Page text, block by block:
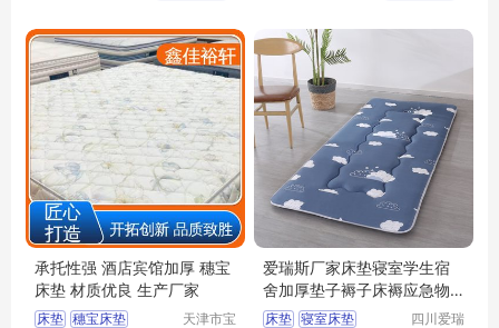
承托性强 酒店宾馆加厚 穗宝
床垫 材质优良 生产厂家
床垫 穗宝床垫
天津市宝
爱瑞斯厂家床垫寝室学生宿
舍加厚垫子褥子床褥应急物
资酒店榻榻米
床垫 寝室床垫
四川爱瑞